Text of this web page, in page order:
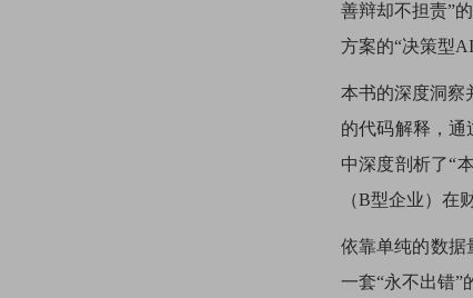
善辩却不担责”
方案的“决策型AI
本书的深度洞察
的代码解释，通
中深度剖析了“
（B型企业）在
依靠单纯的数据
一套“永不出错”